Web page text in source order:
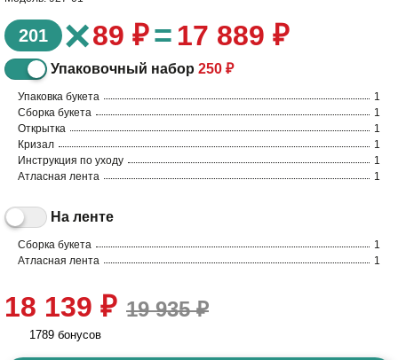
201 ×89 ₽= 17 889 ₽
Упаковочный набор 250 ₽
Упаковка букета
1
Сборка букета
1
Открытка
1
Кризал
1
Инструкция по уходу
1
Атласная лента
1
На ленте
Сборка букета
1
Атласная лента
1
18 139 ₽ 19 935 ₽
1789 бонусов